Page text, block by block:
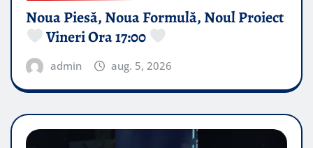
Noua Piesă, Noua Formulă, Noul Proiect
Vineri Ora 17:00
admin aug. 5, 2026